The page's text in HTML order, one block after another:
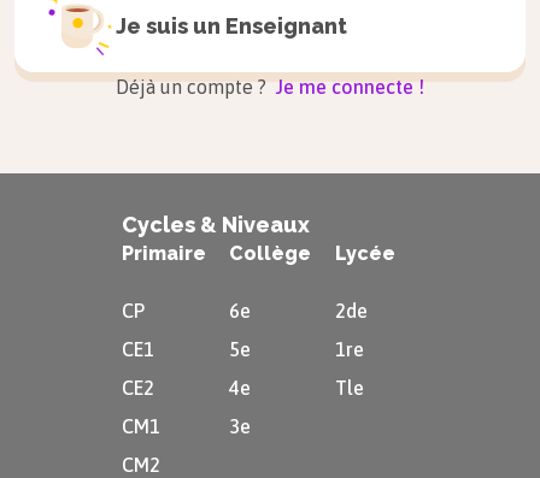
Je suis un Enseignant
Déjà un compte ? Je me connecte !
Cycles & Niveaux
Primaire
CP
CE1
CE2
CM1
CM2
Collège
6e
5e
4e
3e
Lycée
2de
1re
Tle